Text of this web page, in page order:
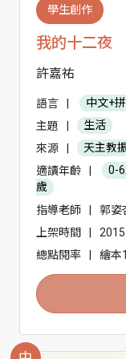
學生創作
我的十二夜
許嘉祐
語言 中文+
主題
生活
來源
天主教
適讀年齡
0-
歲
指導老師
郭姿
上架時間
總點閱率
繪本